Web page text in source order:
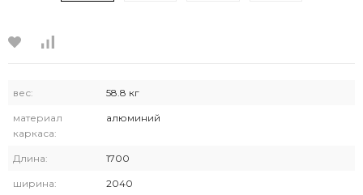
вес: 58.8 кг
материал
каркаса:
алюминий
Длина: 1700
ширина: 2040